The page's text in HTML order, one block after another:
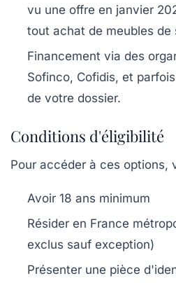
vu une offre en janvier
tout achat de meubles de
Financement via des
Sofinco, Cofidis, et
de votre dossier.
Conditions d'éligibilité
Pour accéder à ces options,
Avoir 18 ans minimum
Résider en France
exclus sauf exception)
Présenter une pièce